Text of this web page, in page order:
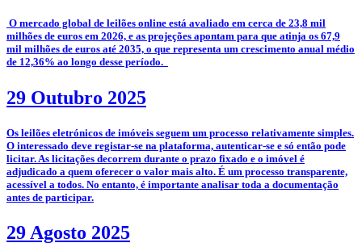
­­ O mercado global de leilões online está avaliado em cerca de 23,8 mil
milhões de euros em 2026, e as projeções apontam para que atinja os 67,9
mil milhões de euros até 2035, o que representa um crescimento anual médio
de 12,36% ao longo desse período.
29 Outubro 2025
­­Os leilões eletrónicos de imóveis seguem um processo relativamente simples.
O interessado deve registar-se na plataforma, autenticar-se e só então pode
licitar. As licitações decorrem durante o prazo fixado e o imóvel é
adjudicado a quem oferecer o valor mais alto. É um processo transparente,
acessível a todos. No entanto, é importante analisar toda a documentação
antes de participar.
29 Agosto 2025